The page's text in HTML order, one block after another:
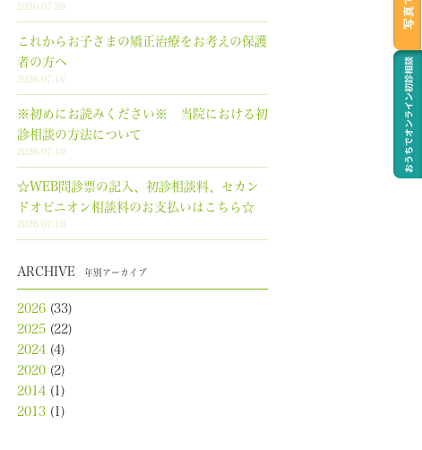
2026.07.20
これからお子さまの矯正治療をお考えの保護
者の方へ
2026.07.16
※初めにお読みください※ 当院における初
診相談の方法について
2026.07.10
☆WEB問診票の記入、初診相談料、セカン
ドオピニオン相談料のお支払いはこちら☆
2026.07.10
ARCHIVE 年別アーカイブ
2026 (33)
2025 (22)
2024 (4)
2020 (2)
2014 (1)
2013 (1)